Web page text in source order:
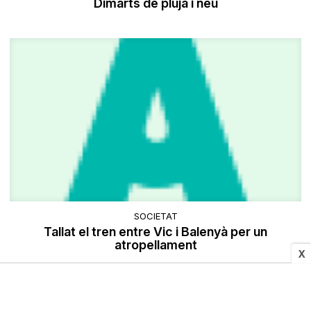
X
Dimarts de pluja i neu
SOCIETAT
Tallat el tren entre Vic i Balenyà per un
atropellament